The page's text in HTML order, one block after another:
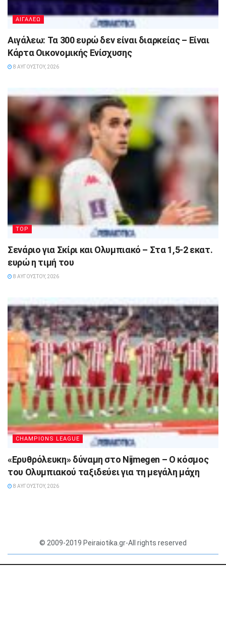
ΑΙΓΑΛΕΩ
Αιγάλεω: Τα 300 ευρώ δεν είναι διαρκείας – Είναι
Κάρτα Οικονομικής Ενίσχυσης
8 ΑΥΓΟΎΣΤΟΥ, 2026
TOP
Σενάριο για Σκίρι και Ολυμπιακό – Στα 1,5-2 εκατ.
ευρώ η τιμή του
8 ΑΥΓΟΎΣΤΟΥ, 2026
CHAMPIONS LEAGUE
«Ερυθρόλευκη» δύναμη στο Nijmegen – Ο κόσμος
του Ολυμπιακού ταξιδεύει για τη μεγάλη μάχη
8 ΑΥΓΟΎΣΤΟΥ, 2026
© 2009-2019 Peiraiotika.gr-All rights reserved